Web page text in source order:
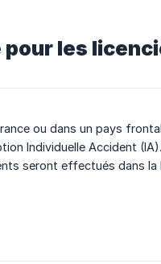
les
ou dans un pays
Individuelle Accident (IA).
seront effectués dans